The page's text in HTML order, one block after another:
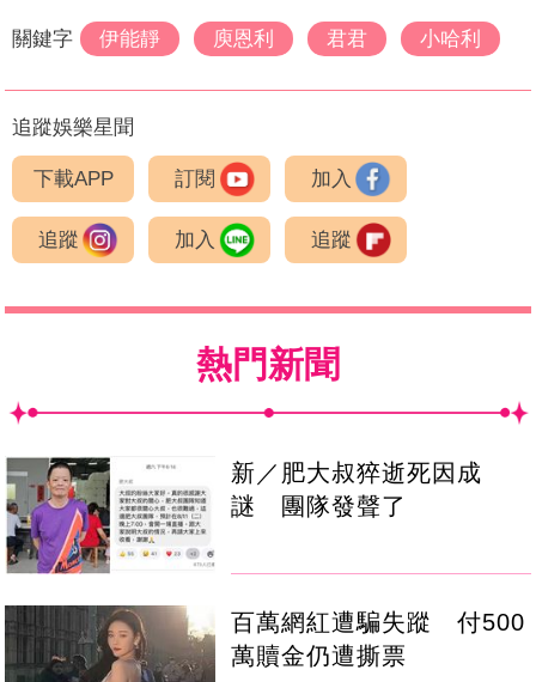
關鍵字 伊能靜 庾恩利 君君 小哈利
追蹤娛樂星聞
下載APP 訂閱 加入
追蹤 加入 追蹤
熱門新聞
新／肥大叔猝逝死因成
謎 團隊發聲了
百萬網紅遭騙失蹤 付500
萬贖金仍遭撕票